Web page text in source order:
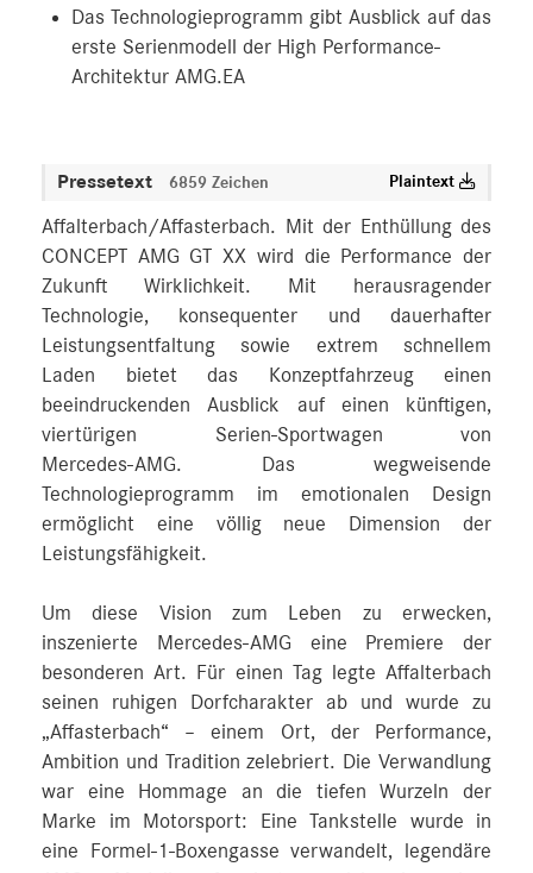
Das Technologieprogramm gibt Ausblick auf das
erste Serienmodell der High Performance-
Architektur AMG.EA
Pressetext 6859 Zeichen Plaintext
Affalterbach/Affasterbach. Mit der Enthüllung des
CONCEPT AMG GT XX wird die Performance der
Zukunft Wirklichkeit. Mit herausragender
Technologie, konsequenter und dauerhafter
Leistungsentfaltung sowie extrem schnellem
Laden bietet das Konzeptfahrzeug einen
beeindruckenden Ausblick auf einen künftigen,
viertürigen Serien-Sportwagen von
Mercedes‑AMG. Das wegweisende
Technologieprogramm im emotionalen Design
ermöglicht eine völlig neue Dimension der
Leistungsfähigkeit.
Um diese Vision zum Leben zu erwecken,
inszenierte Mercedes‑AMG eine Premiere der
besonderen Art. Für einen Tag legte Affalterbach
seinen ruhigen Dorfcharakter ab und wurde zu
„Affasterbach“ – einem Ort, der Performance,
Ambition und Tradition zelebriert. Die Verwandlung
war eine Hommage an die tiefen Wurzeln der
Marke im Motorsport: Eine Tankstelle wurde in
eine Formel-1-Boxengasse verwandelt, legendäre